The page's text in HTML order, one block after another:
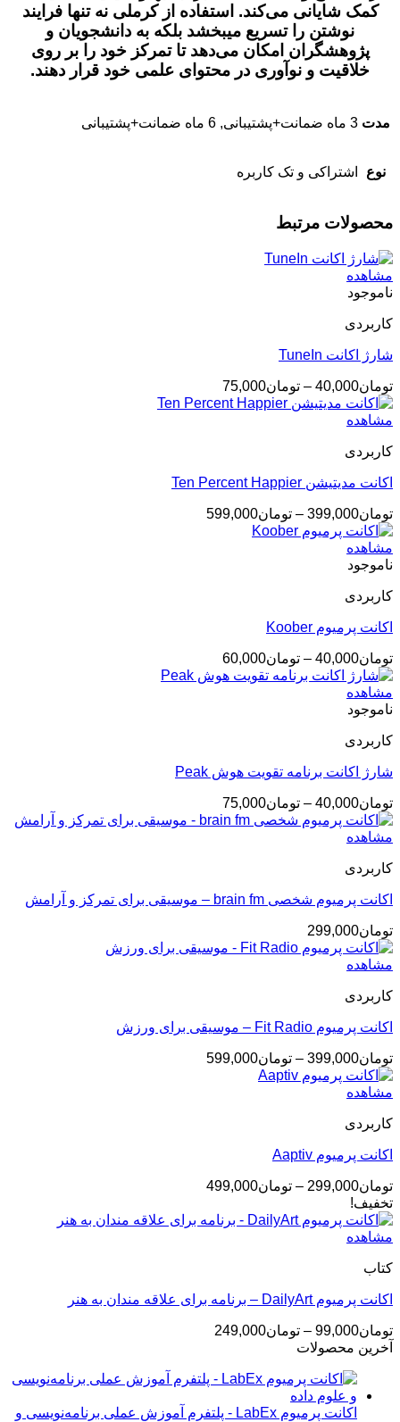
کمک شایانی می‌کند. استفاده از کرملی نه تنها فرایند
نوشتن را تسریع میبخشد بلکه به دانشجویان و
پژوهشگران امکان می‌دهد تا تمرکز خود را بر روی
خلاقیت و نوآوری در محتوای علمی خود قرار دهند.
مدت 3 ماه ضمانت+پشتیبانی, 6 ماه ضمانت+پشتیبانی
نوع اشتراکی و تک کاربره
محصولات مرتبط
مشاهده
ناموجود
کاربردی
شارژ اکانت TuneIn
تومان40,000
– تومان75,000محدوده
قیمت:
مشاهده
کاربردی
اکانت مدیتیشن Ten Percent Happier
تومان399,000
– تومان599,000
مشاهده
ناموجود
کاربردی
اکانت پرمیوم Koober
تومان40,000
– تومان60,000محدوده
قیمت:
مشاهده
ناموجود
کاربردی
شارژ اکانت برنامه تقویت هوش Peak
تومان40,000
– تومان75,000محدوده
قیمت:
مشاهده
کاربردی
اکانت پرمیوم شخصی brain fm – موسیقی برای تمرکز و آرامش
تومان299,000
مشاهده
کاربردی
اکانت پرمیوم Fit Radio – موسیقی برای ورزش
تومان399,000
– تومان599,000
مشاهده
کاربردی
اکانت پرمیوم Aaptiv
تومان299,000
– تومان499,000محدوده
تومان299,000
تخفیف!
مشاهده
کتاب
اکانت پرمیوم DailyArt – برنامه برای علاقه مندان به هنر
تومان99,000
– تومان249,000
تا
آخرین محصولات
اکانت پرمیوم LabEx - پلتفرم آموزش عملی برنامه‌نویسی و